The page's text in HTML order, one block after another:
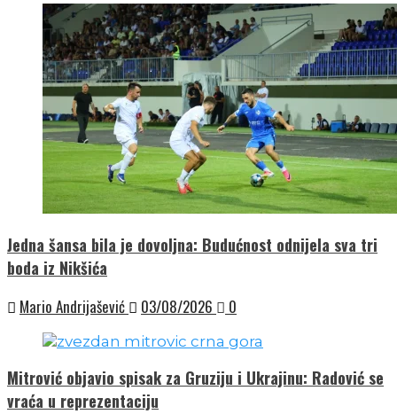
Jedna šansa bila je dovoljna: Budućnost odnijela sva tri
boda iz Nikšića
Mario Andrijašević 03/08/2026 0
Mitrović objavio spisak za Gruziju i Ukrajinu: Radović se
vraća u reprezentaciju